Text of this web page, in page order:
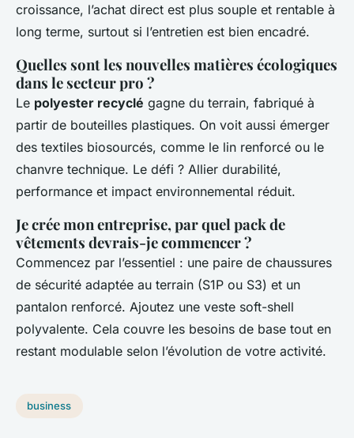
croissance, l’achat direct est plus souple et rentable à
long terme, surtout si l’entretien est bien encadré.
Quelles sont les nouvelles matières écologiques
dans le secteur pro ?
Le polyester recyclé gagne du terrain, fabriqué à
partir de bouteilles plastiques. On voit aussi émerger
des textiles biosourcés, comme le lin renforcé ou le
chanvre technique. Le défi ? Allier durabilité,
performance et impact environnemental réduit.
Je crée mon entreprise, par quel pack de
vêtements devrais-je commencer ?
Commencez par l’essentiel : une paire de chaussures
de sécurité adaptée au terrain (S1P ou S3) et un
pantalon renforcé. Ajoutez une veste soft-shell
polyvalente. Cela couvre les besoins de base tout en
restant modulable selon l’évolution de votre activité.
business